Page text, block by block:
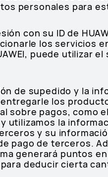
personales para
con su ID de
los servicios
puede utilizar
de supedido y la
los
sobre pagos, como
utilizamos la
y su
pago de terceros.
generará puntos
deducir cierta